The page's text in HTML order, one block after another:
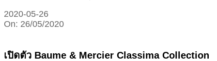
2020-05-26
On: 26/05/2020
เปิดตัว Baume & Mercier Classima Collection